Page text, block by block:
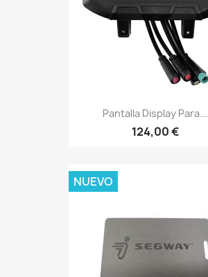
Pantalla Display Para...
124,00 €
NUEVO